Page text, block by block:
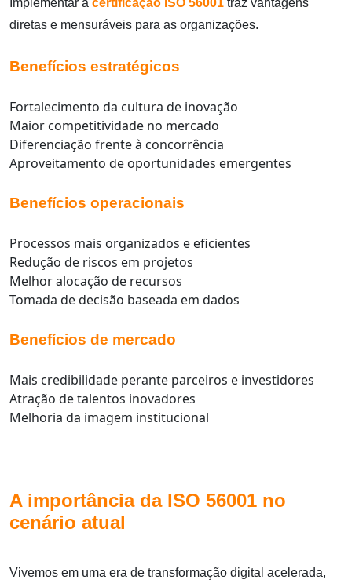
diretas e mensuráveis para as organizações.
Benefícios estratégicos
Fortalecimento da cultura de inovação
Maior competitividade no mercado
Diferenciação frente à concorrência
Aproveitamento de oportunidades emergentes
Benefícios operacionais
Processos mais organizados e eficientes
Redução de riscos em projetos
Melhor alocação de recursos
Tomada de decisão baseada em dados
Benefícios de mercado
Mais credibilidade perante parceiros e investidores
Atração de talentos inovadores
Melhoria da imagem institucional
A importância da ISO 56001 no
cenário atual
Vivemos em uma era de transformação digital acelerada,